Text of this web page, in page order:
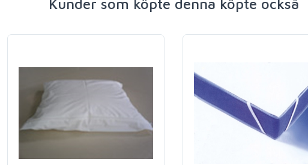
Kunder som köpte denna köpte också